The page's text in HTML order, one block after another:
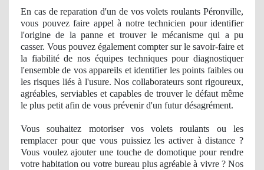
En cas de reparation d'un de vos volets roulants Péronville,
vous pouvez faire appel à notre technicien pour identifier
l'origine de la panne et trouver le mécanisme qui a pu
casser. Vous pouvez également compter sur le savoir-faire et
la fiabilitéde nos équipes techniques pour diagnostiquer
l'ensemble de vos appareils et identifier les points faibles ou
les risques liés à l'usure. Nos collaborateurs sont rigoureux,
agréables, serviables et capables de trouver le défaut même
le plus petit afin de vous prévenir d'un futur désagrément.
Vous souhaitez motoriser vos volets roulants ou les
remplacer pour que vous puissiez les activer à distance ?
Vous voulez ajouter une touche de domotique pour rendre
votre habitation ou votre bureau plus agréableà vivre ? Nos